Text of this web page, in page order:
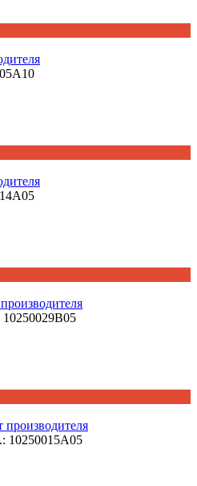
10250029В05
10250015А05